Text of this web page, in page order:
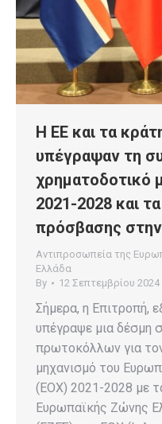
Η ΕΕ και τα
υπέγραψαν τη
χρηματοδοτικό
2021-2028 και
πρόσβασης
Αντιπροσωπεία της
Ελλάδα
By
12 Σεπτεμβρίου 2024
Σήμερα, η Επιτροπή,
υπέγραψε μια δέσμη
πρωτοκόλλων για
μηχανισμό του
(ΕΟΧ) 2021-2028 με
Ευρωπαϊκής Ζώνης